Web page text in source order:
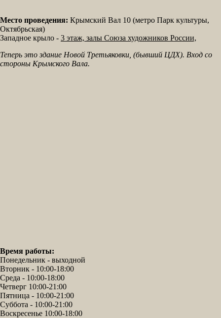
Место проведения: Крымский Вал 10 (метро Парк культуры,
Октябрьская)
Западное крыло - 3 этаж, залы Союза художников России,
Теперь это здание Новой Третьяковки, (бывший ЦДХ). Вход со
стороны Крымского Вала.
Время работы:
Понедельник - выходной
Вторник - 10:00-18:00
Среда - 10:00-18:00
Четверг 10:00-21:00
Пятница - 10:00-21:00
Суббота - 10:00-21:00
Воскресенье 10:00-18:00